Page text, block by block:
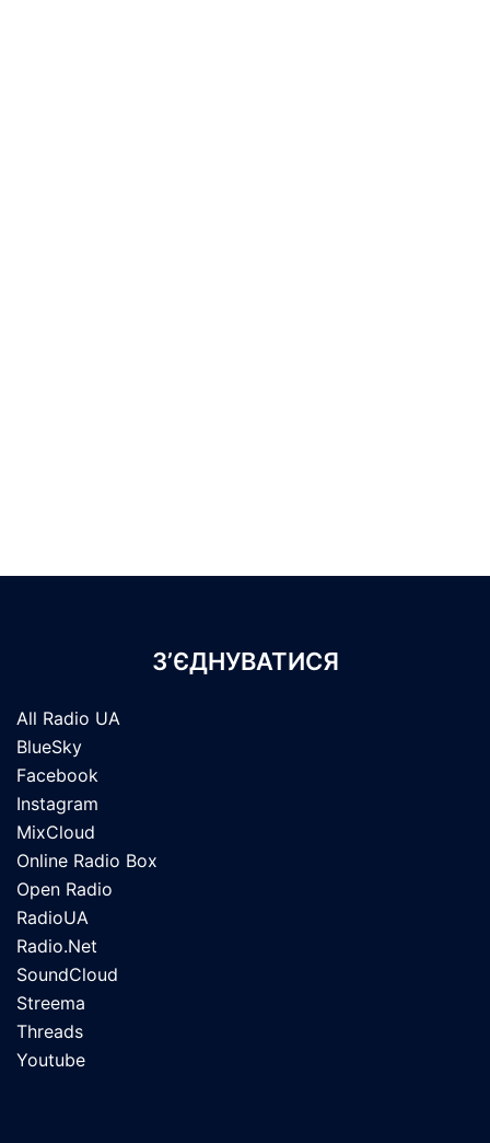
З’ЄДНУВАТИСЯ
All Radio UA
BlueSky
Facebook
Instagram
MixCloud
Online Radio Box
Open Radio
RadioUA
Radio.Net
SoundCloud
Streema
Threads
Youtube